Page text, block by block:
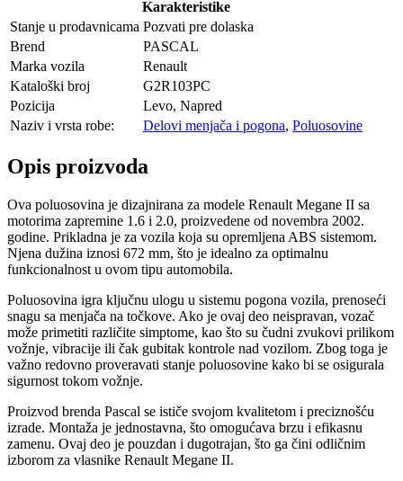
Karakteristike
Stanje u prodavnicama Pozvati pre dolaska
Brend
PASCAL
Marka vozila
Renault
Kataloški broj
G2R103PC
Pozicija
Levo, Napred
Naziv i vrsta robe:
Delovi menjača i pogona, Poluosovine
Opis proizvoda
Ova poluosovina je dizajnirana za modele Renault Megane II sa
motorima zapremine 1.6 i 2.0, proizvedene od novembra 2002.
godine. Prikladna je za vozila koja su opremljena ABS sistemom.
Njena dužina iznosi 672 mm, što je idealno za optimalnu
funkcionalnost u ovom tipu automobila.
Poluosovina igra ključnu ulogu u sistemu pogona vozila, prenoseći
snagu sa menjača na točkove. Ako je ovaj deo neispravan, vozač
može primetiti različite simptome, kao što su čudni zvukovi prilikom
vožnje, vibracije ili čak gubitak kontrole nad vozilom. Zbog toga je
važno redovno proveravati stanje poluosovine kako bi se osigurala
sigurnost tokom vožnje.
Proizvod brenda Pascal se ističe svojom kvalitetom i preciznošću
izrade. Montaža je jednostavna, što omogućava brzu i efikasnu
zamenu. Ovaj deo je pouzdan i dugotrajan, što ga čini odličnim
izborom za vlasnike Renault Megane II.